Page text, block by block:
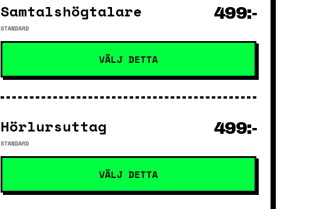
Samtalshögtalare
STANDARD
499:-
VÄLJ DETTA
Hörlursuttag
STANDARD
499:-
VÄLJ DETTA